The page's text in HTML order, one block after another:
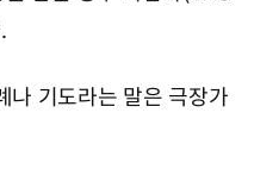
나 기도라는 말은 극장가